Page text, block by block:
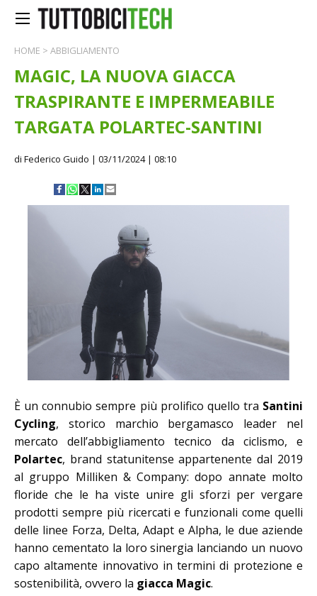
HOME > ABBIGLIAMENTO
MAGIC, LA NUOVA GIACCA
TRASPIRANTE E IMPERMEABILE
TARGATA POLARTEC-SANTINI
di Federico Guido | 03/11/2024 | 08:10
È un connubio sempre più prolifico quello tra Santini
Cycling, storico marchio bergamasco leader nel
mercato dell’abbigliamento tecnico da ciclismo, e
Polartec, brand statunitense appartenente dal 2019
al gruppo Milliken & Company: dopo annate molto
floride che le ha viste unire gli sforzi per vergare
prodotti sempre più ricercati e funzionali come quelli
delle linee Forza, Delta, Adapt e Alpha, le due aziende
hanno cementato la loro sinergia lanciando un nuovo
capo altamente innovativo in termini di protezione e
sostenibilità, ovvero la giacca Magic.